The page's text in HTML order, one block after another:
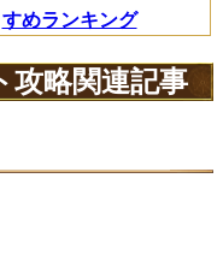
すめランキング
攻略関連記事